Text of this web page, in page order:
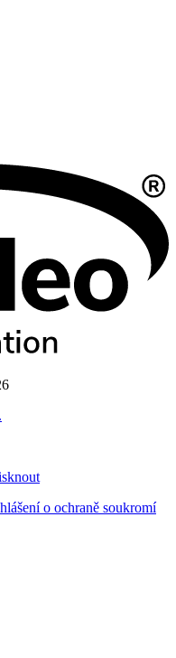
o ochraně soukromí